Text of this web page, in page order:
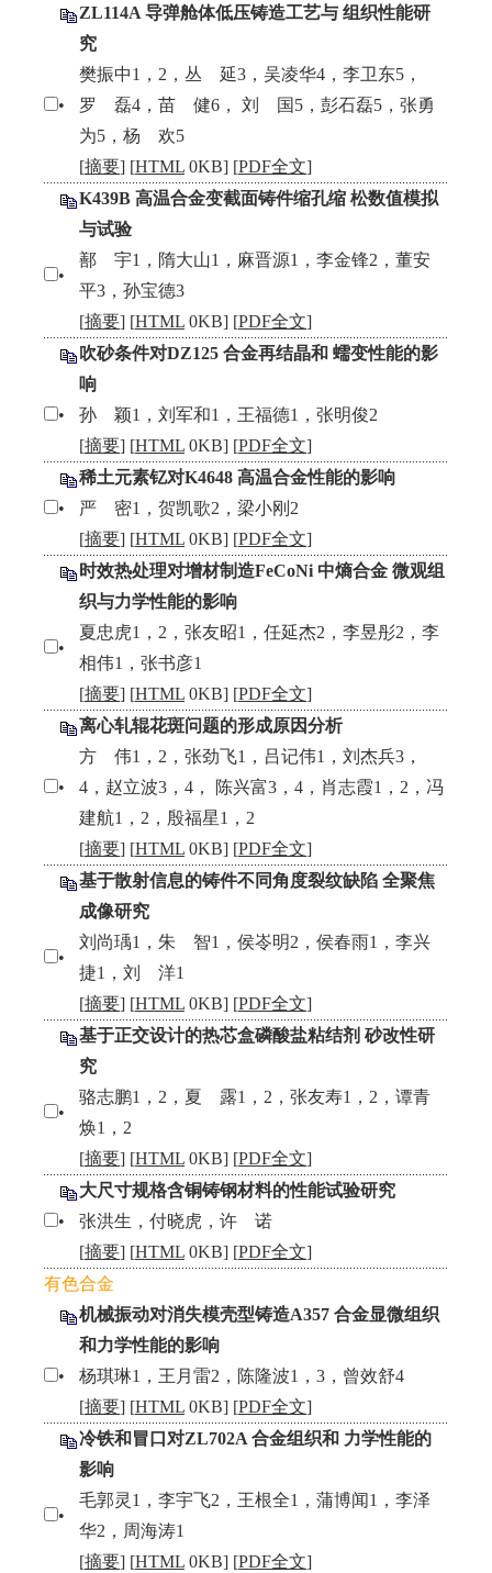
ZL114A 导弹舱体低压铸造工艺与 组织性能研
究
•
樊振中1，2，丛 延3，吴凌华4，李卫东5，
罗 磊4，苗 健6， 刘 国5，彭石磊5，张勇
为5，杨 欢5
[摘要] [HTML 0KB] [PDF全文]
K439B 高温合金变截面铸件缩孔缩 松数值模拟
与试验
•
鄯 宇1，隋大山1，麻晋源1，李金锋2，董安
平3，孙宝德3
[摘要] [HTML 0KB] [PDF全文]
吹砂条件对DZ125 合金再结晶和 蠕变性能的影
响
•
孙 颖1，刘军和1，王福德1，张明俊2
[摘要] [HTML 0KB] [PDF全文]
稀土元素钇对K4648 高温合金性能的影响
•
严 密1，贺凯歌2，梁小刚2
[摘要] [HTML 0KB] [PDF全文]
时效热处理对增材制造FeCoNi 中熵合金 微观组
织与力学性能的影响
•
夏忠虎1，2，张友昭1，任延杰2，李昱彤2，李
相伟1，张书彦1
[摘要] [HTML 0KB] [PDF全文]
离心轧辊花斑问题的形成原因分析
•
方 伟1，2，张劲飞1，吕记伟1，刘杰兵3，
4，赵立波3，4， 陈兴富3，4，肖志霞1，2，冯
建航1，2，殷福星1，2
[摘要] [HTML 0KB] [PDF全文]
基于散射信息的铸件不同角度裂纹缺陷 全聚焦
成像研究
•
刘尚瑀1，朱 智1，侯岺明2，侯春雨1，李兴
捷1，刘 洋1
[摘要] [HTML 0KB] [PDF全文]
基于正交设计的热芯盒磷酸盐粘结剂 砂改性研
究
•
骆志鹏1，2，夏 露1，2，张友寿1，2，谭青
焕1，2
[摘要] [HTML 0KB] [PDF全文]
大尺寸规格含铜铸钢材料的性能试验研究
•
张洪生，付晓虎，许 诺
[摘要] [HTML 0KB] [PDF全文]
有色合金
机械振动对消失模壳型铸造A357 合金显微组织
和力学性能的影响
•
杨琪琳1，王月雷2，陈隆波1，3，曾效舒4
[摘要] [HTML 0KB] [PDF全文]
冷铁和冒口对ZL702A 合金组织和 力学性能的
影响
•
毛郭灵1，李宇飞2，王根全1，蒲博闻1，李泽
华2，周海涛1
[摘要] [HTML 0KB] [PDF全文]